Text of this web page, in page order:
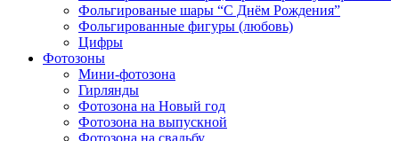
Фольгированые шары “С Днём Рождения”
Фольгированные фигуры (любовь)
Цифры
Фотозоны
Мини-фотозона
Гирлянды
Фотозона на Новый год
Фотозона на выпускной
Фотозона на свадьбу